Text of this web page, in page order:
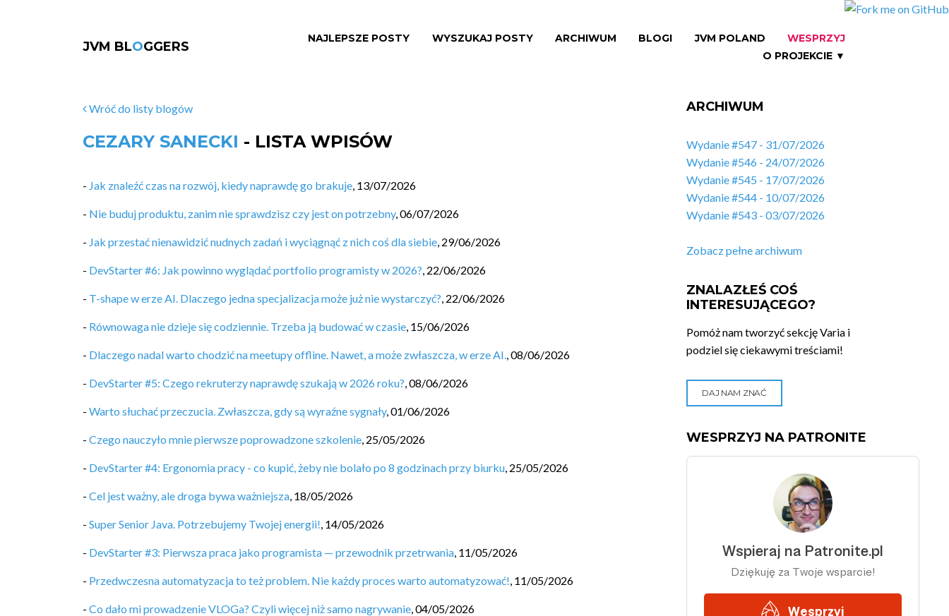
JVM BLOGGERS
NAJLEPSZE POSTY WYSZUKAJ POSTY ARCHIWUM BLOGI JVM POLAND
WESPRZYJ
O PROJEKCIE ▼
Wróć do listy blogów
CEZARY SANECKI - LISTA WPISÓW
- Jak znaleźć czas na rozwój, kiedy naprawdę go brakuje, 13/07/2026
- Nie buduj produktu, zanim nie sprawdzisz czy jest on potrzebny,06/07/2026
- Jak przestać nienawidzić nudnych zadań i wyciągnąć z nich coś dla siebie, 29/06/2026
- DevStarter #6: Jak powinno wyglądać portfolio programisty w 2026?, 22/06/2026
- T-shape w erze AI. Dlaczego jedna specjalizacja może już nie wystarczyć?, 22/06/2026
- Równowaga nie dzieje się codziennie. Trzeba ją budować w czasie, 15/06/2026
- Dlaczego nadal warto chodzić na meetupy offline. Nawet, a może zwłaszcza, w erze AI.,08/06/2026
- DevStarter #5: Czego rekruterzy naprawdę szukają w 2026 roku?,08/06/2026
- Warto słuchać przeczucia. Zwłaszcza, gdy są wyraźne sygnały,01/06/2026
- Czego nauczyło mnie pierwsze poprowadzone szkolenie, 25/05/2026
- DevStarter #4: Ergonomia pracy - co kupić, żeby nie bolało po 8 godzinach przy biurku, 25/05/2026
- Cel jest ważny, ale droga bywa ważniejsza, 18/05/2026
- Super Senior Java. Potrzebujemy Twojej energii!, 14/05/2026
- DevStarter #3: Pierwsza praca jako programista — przewodnik przetrwania, 11/05/2026
- Przedwczesna automatyzacja to też problem. Nie każdy proces warto automatyzować!, 11/05/2026
- Co dało mi prowadzenie VLOGa? Czyli więcej niż samo nagrywanie,04/05/2026
ARCHIWUM
Wydanie #547 - 31/07/2026
Wydanie #546 - 24/07/2026
Wydanie #545 - 17/07/2026
Wydanie #544 - 10/07/2026
Wydanie #543 - 03/07/2026
Zobacz pełne archiwum
ZNALAZŁEŚ COŚ
INTERESUJĄCEGO?
Pomóż nam tworzyć sekcję Varia i
podziel się ciekawymi treściami!
DAJ NAM ZNAĆ
WESPRZYJ NA PATRONITE